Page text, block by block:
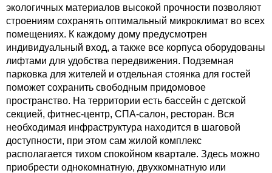
экологичных материалов высокой прочности позволяют
строениям сохранять оптимальный микроклимат во всех
помещениях. К каждому дому предусмотрен
индивидуальный вход, а также все корпуса оборудованы
лифтами для удобства передвижения. Подземная
парковка для жителей и отдельная стоянка для гостей
поможет сохранить свободным придомовое
пространство. На территории есть бассейн с детской
секцией, фитнес-центр, СПА-салон, ресторан. Вся
необходимая инфраструктура находится в шаговой
доступности, при этом сам жилой комплекс
располагается тихом спокойном квартале. Здесь можно
приобрести однокомнатную, двухкомнатную или